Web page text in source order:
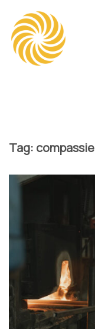
naar
inhoud
Tag: compassie